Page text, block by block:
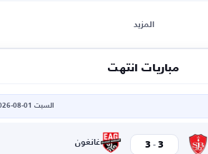
المزيد
مباريات انتهت
السبت 01-08-2026
3
-
3 غانغون